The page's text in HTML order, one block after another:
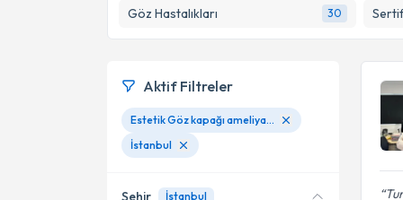
Göz Hastalıkları
30
Aktif Filtreler
Estetik Göz kapağı ameliyatları (okuloplasti)
İstanbul
Şehir İstanbul